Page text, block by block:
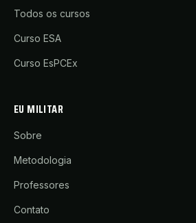
Todos os cursos
Curso ESA
Curso EsPCEx
EU MILITAR
Sobre
Metodologia
Professores
Contato